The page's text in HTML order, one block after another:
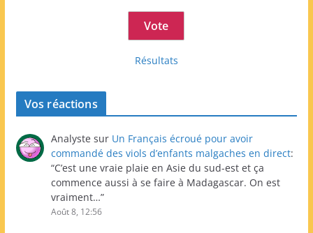
Résultats
Vos réactions
Analyste sur Un Français écroué pour avoir
commandé des viols d’enfants malgaches en direct:
“C’est une vraie plaie en Asie du sud-est et ça
commence aussi à se faire à Madagascar. On est
vraiment…”
Août 8, 12:56